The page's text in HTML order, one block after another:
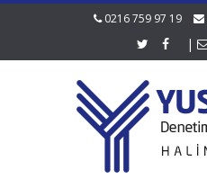
0216 759 97 19
|